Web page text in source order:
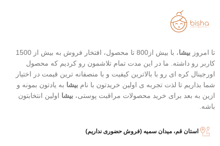
تا امروز بیشا
، با بیش از800 تا محصول، افتخار فروش به بیش از 1500
کاربر رو داشته. ما در این مدت تمام تلاشمون رو کردیم که محصول
اورجینال کره ای رو با بالاترین کیفیت و با منصفانه ترین قیمت در اختیار
شما بذاریم تا لذت تجربه ی اولین خریدتون با نام بیشا به یادتون بمونه و
ازین به بعد برای خرید محصولات مراقبت پوستی، بیشا اولین انتخابتون
باشه.
استان قم، میدان سمیه (فروش حضوری نداریم)